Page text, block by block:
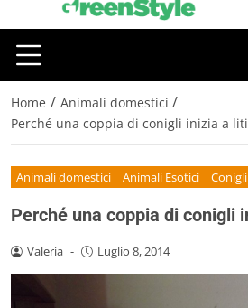
Home / Animali domestici /
Perché una coppia di conigli inizia a
Animali domestici Animali Esotici Conigli
Perché una coppia di conigli
Valeria - Luglio 8, 2014